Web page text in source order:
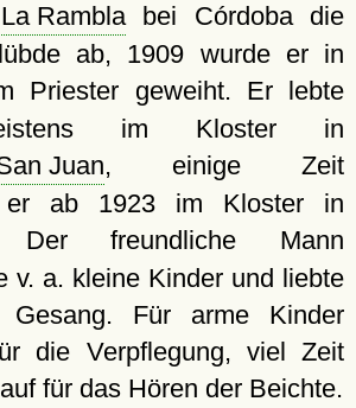
La Ramblabei Córdoba die
ab, 1909 wurde er in
Priester geweiht. Er lebte
im Kloster in
Juan, einige Zeit
er ab 1923 im Kloster in
freundliche Mann
v. a. kleine Kinder und liebte
Gesang. Für arme Kinder
die Verpflegung, viel Zeit
für das Hören der Beichte.